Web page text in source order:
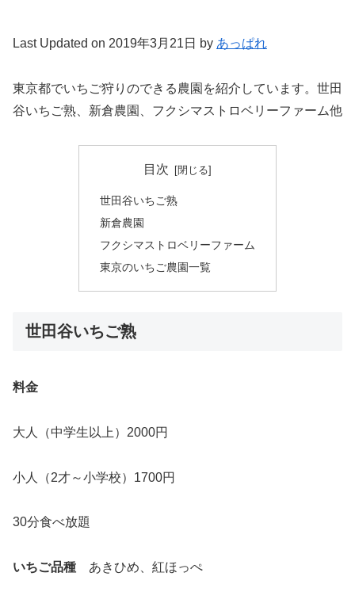
Last Updated on 2019年3月21日 by あっぱれ
東京都でいちご狩りのできる農園を紹介しています。世田
谷いちご熟、新倉農園、フクシマストロベリーファーム他
目次
世田谷いちご熟
新倉農園
フクシマストロベリーファーム
東京のいちご農園一覧
世田谷いちご熟
料金
大人（中学生以上）2000円
小人（2才～小学校）1700円
30分食べ放題
いちご品種 あきひめ、紅ほっぺ